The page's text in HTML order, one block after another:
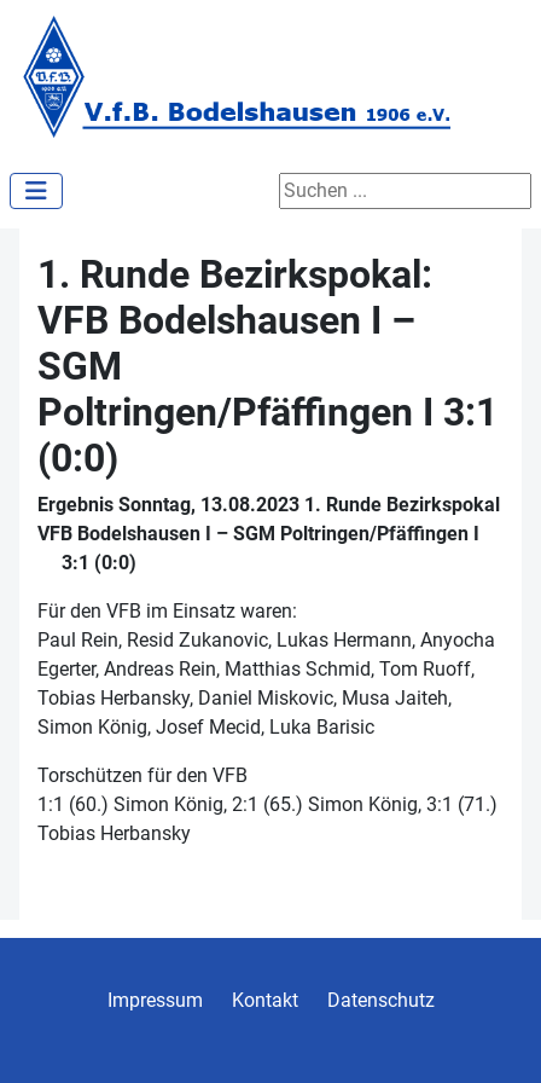
Suchen ...
1. Runde Bezirkspokal:
VFB Bodelshausen I –
SGM
Poltringen/Pfäffingen I 3:1
(0:0)
Ergebnis Sonntag, 13.08.2023 1. Runde Bezirkspokal
VFB Bodelshausen I – SGM Poltringen/Pfäffingen I
3:1 (0:0)
Für den VFB im Einsatz waren:
Paul Rein, Resid Zukanovic, Lukas Hermann, Anyocha
Egerter, Andreas Rein, Matthias Schmid, Tom Ruoff,
Tobias Herbansky, Daniel Miskovic, Musa Jaiteh,
Simon König, Josef Mecid, Luka Barisic
Torschützen für den VFB
1:1 (60.) Simon König, 2:1 (65.) Simon König, 3:1 (71.)
Tobias Herbansky
Impressum Kontakt Datenschutz